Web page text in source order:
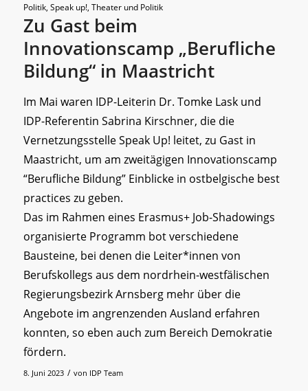
Politik, Speak up!, Theater und Politik
Zu Gast beim
Innovationscamp „Berufliche
Bildung“ in Maastricht
Im Mai waren IDP-Leiterin Dr. Tomke Lask und
IDP-Referentin Sabrina Kirschner, die die
Vernetzungsstelle Speak Up! leitet, zu Gast in
Maastricht, um am zweitägigen Innovationscamp
“Berufliche Bildung” Einblicke in ostbelgische best
practices zu geben.
Das im Rahmen eines Erasmus+ Job-Shadowings
organisierte Programm bot verschiedene
Bausteine, bei denen die Leiter*innen von
Berufskollegs aus dem nordrhein-westfälischen
Regierungsbezirk Arnsberg mehr über die
Angebote im angrenzenden Ausland erfahren
konnten, so eben auch zum Bereich Demokratie
fördern.
8. Juni 2023 / von IDP Team